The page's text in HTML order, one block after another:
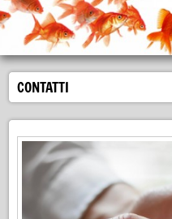
CONTATTI